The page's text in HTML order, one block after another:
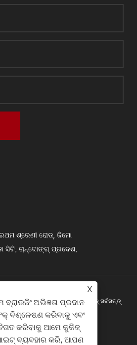
ଶ୍ରେଣୀ ରୋଡ୍, ଜିମୋ
ସିଟି, ଚାନ୍ଦୋଙ୍ଗ୍ ପ୍ରଦେଶ,
ଷ୍ଟିଲ୍ ଷ୍ଟ୍ରକଚର ଗ୍ରୁପ୍ କୋ।, ଲିମିଟେଡ୍ ସର୍ବସତ୍ତ୍
Res ସଂରକ୍ଷିତ |
| RSS | XML | ଗୋପନୀୟତା ନୀତି
X
ଅଭିଜ୍ଞତା ପ୍ରଦାନ
ବିଶ୍ଳେଷଣ କରିବାକୁ ଏବଂ
କରିବାକୁ ଆମେ କୁକିଜ୍
ବ୍ୟବହାର କରି, ଆପଣ